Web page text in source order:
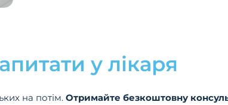
на потім. Отримайте безкоштовну
у лікаря